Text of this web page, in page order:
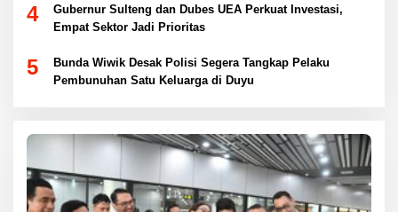
4
Gubernur Sulteng dan Dubes UEA Perkuat Investasi,
Empat Sektor Jadi Prioritas
5
Bunda Wiwik Desak Polisi Segera Tangkap Pelaku
Pembunuhan Satu Keluarga di Duyu